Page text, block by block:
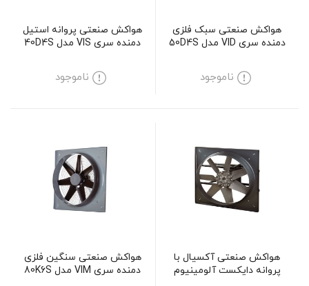
هواکش صنعتی سبک فلزی
دمنده سری VID مدل 50D4S
ناموجود
هواکش صنعتی پروانه استیل
دمنده سری VIS مدل 40D4S
ناموجود
هواکش صنعتی آکسیال با
پروانه دایکست آلومینیوم
هواکش صنعتی سنگین فلزی
دمنده سری VIM مدل 80K6S